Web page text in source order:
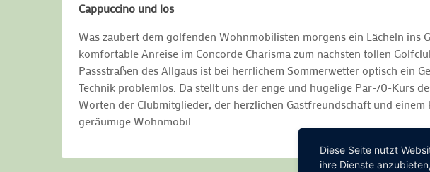
Cappuccino und los
Was zaubert dem golfenden Wohnmobilisten morgens ein Lächeln ins
komfortable Anreise im Concorde Charisma zum nächsten tollen
Passstraßen des Allgäus ist bei herrlichem Sommerwetter optisch ein
Technik problemlos. Da stellt uns der enge und hügelige Par-70-Kurs
Worten der Clubmitglieder, der herzlichen Gastfreundschaft und
geräumige Wohnmobil...
Diese Seite nutzt
ihre Dienste